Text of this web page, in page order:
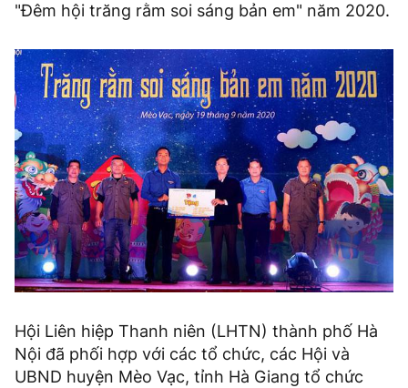
"Đêm hội trăng rằm soi sáng bản em" năm 2020.
Hội Liên hiệp Thanh niên (LHTN) thành phố Hà
Nội đã phối hợp với các tổ chức, các Hội và
UBND huyện Mèo Vạc, tỉnh Hà Giang tổ chức